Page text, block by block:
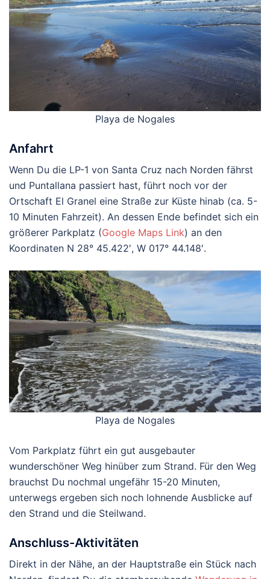
Playa de Nogales
Anfahrt
Wenn Du die LP-1 von Santa Cruz nach Norden fährst
und Puntallana passiert hast, führt noch vor der
Ortschaft El Granel eine Straße zur Küste hinab (ca. 5-
10 Minuten Fahrzeit). An dessen Ende befindet sich ein
größerer Parkplatz (Google Maps Link) an den
Koordinaten N 28° 45.422′, W 017° 44.148′.
Playa de Nogales
Vom Parkplatz führt ein gut ausgebauter
wunderschöner Weg hinüber zum Strand. Für den Weg
brauchst Du nochmal ungefähr 15-20 Minuten,
unterwegs ergeben sich noch lohnende Ausblicke auf
den Strand und die Steilwand.
Anschluss-Aktivitäten
Direkt in der Nähe, an der Hauptstraße ein Stück nach